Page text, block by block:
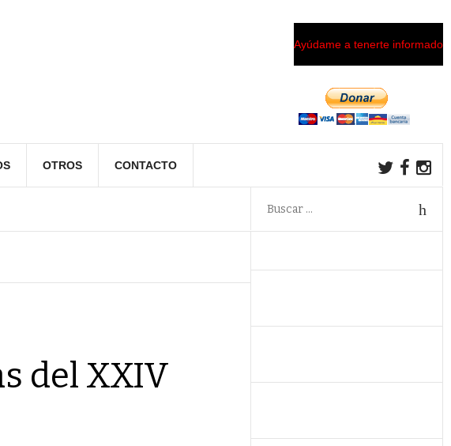
Ayúdame a tenerte informado
OTROS CONTACTO
del XXIV